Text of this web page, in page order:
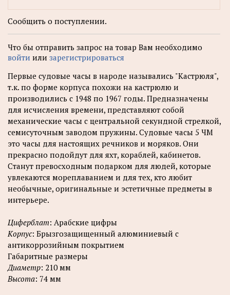
Сообщить о поступлении.
Что бы отправить запрос на товар Вам необходимо
войти или зарегистрироваться
Первые судовые часы в народе назывались "Кастрюля",
т.к. по форме корпуса похожи на кастрюлю и
производились с 1948 по 1967 годы. Предназначены
для исчисления времени, представляют собой
механические часы с центральной секундной стрелкой,
семисуточным заводом пружины. Судовые часы 5 ЧМ
это часы для настоящих речников и моряков. Они
прекрасно подойдут для яхт, кораблей, кабинетов.
Станут превосходным подарком для людей, которые
увлекаются мореплаванием и для тех, кто любит
необычные, оригинальные и эстетичные предметы в
интерьере.
Циферблат: Арабские цифры
Корпус: Брызгозащищенный алюминиевый с
антикоррозийным покрытием
Габаритные размеры
Диаметр: 210 мм
Высота: 74 мм